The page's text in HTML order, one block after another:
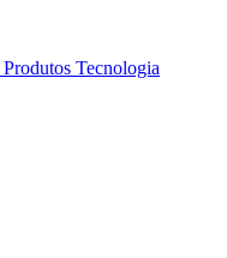
Produtos Tecnologia